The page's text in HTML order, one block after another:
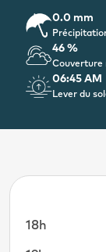
0.0 mm
46 %
Couverture
06:45 AM
Lever du
18h